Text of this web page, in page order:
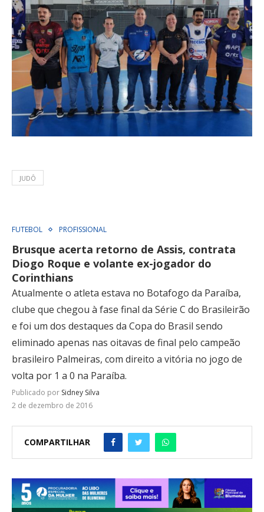
JUDÔ
FUTEBOL PROFISSIONAL
Brusque acerta retorno de Assis, contrata
Diogo Roque e volante ex-jogador do
Corinthians
Atualmente o atleta estava no Botafogo da Paraíba,
clube que chegou à fase final da Série C do Brasileirão
e foi um dos destaques da Copa do Brasil sendo
eliminado apenas nas oitavas de final pelo campeão
brasileiro Palmeiras, com direito a vitória no jogo de
volta por 1 a 0 na Paraíba.
Publicado por Sidney Silva
2 de dezembro de 2016
COMPARTILHAR